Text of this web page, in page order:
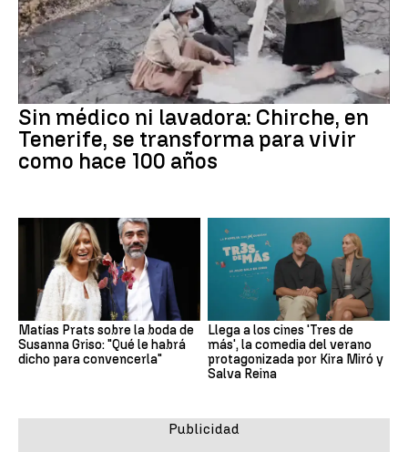
Sin médico ni lavadora: Chirche, en
Tenerife, se transforma para vivir
como hace 100 años
Matías Prats sobre la boda de
Susanna Griso: "Qué le habrá
dicho para convencerla"
Llega a los cines 'Tres de
más', la comedia del verano
protagonizada por Kira Miró y
Salva Reina